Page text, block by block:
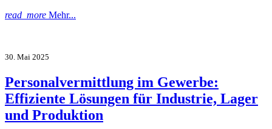
read_more Mehr...
30. Mai 2025
Personalvermittlung im Gewerbe:
Effiziente Lösungen für Industrie, Lager
und Produktion